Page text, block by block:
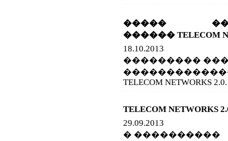
�����
������ TELECOM
18.10.2013
���������
TELECOM NETWORKS 2.0.
TELECOM NETWORKS
29.09.2013
� ����������